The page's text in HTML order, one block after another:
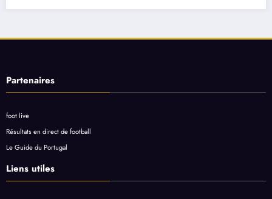
Partenaires
foot live
Résultats en direct de football
Le Guide du Portugal
Liens utiles